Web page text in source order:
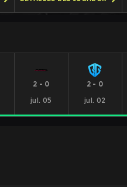
2 - 0
jul. 05
2 - 0
jul. 02